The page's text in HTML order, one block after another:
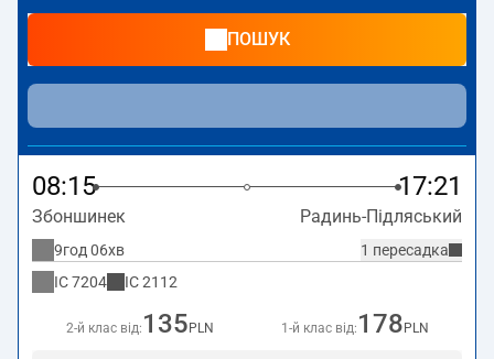
пропонують нижчу ціну квитка і зазвичай довший час
Podlaski.
ПОШУК
08:15 17:21
Збоншинек Радинь-Підляський
1 пересадка
9год 06хв
IC7204 IC2112
2-й клас від: 135 PLN 1-й клас від: 178 PLN